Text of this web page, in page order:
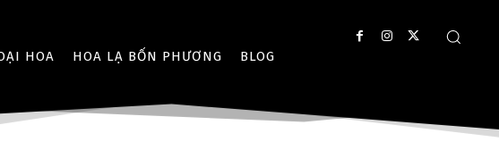
HOA HOA LẠ BỐN PHƯƠNG BLOG